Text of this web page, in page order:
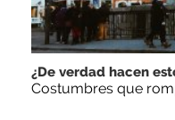
¿De verdad hacen
Costumbres que